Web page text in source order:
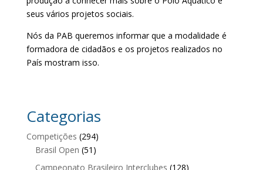
seus vários projetos sociais.
Nós da PAB queremos informar que a modalidade é
formadora de cidadãos e os projetos realizados no
País mostram isso.
Categorias
Competições (294)
Brasil Open (51)
Campeonato Brasileiro Interclubes (128)